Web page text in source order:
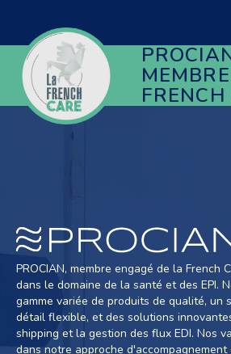
PROCIAN, membre engagé de la French
dans le domaine de la santé et des EPI.
gamme variée de produits de qualité, un
détail flexible, et des solutions
shipping et la gestion des flux EDI. Nos
dans notre approche d'accompagnement